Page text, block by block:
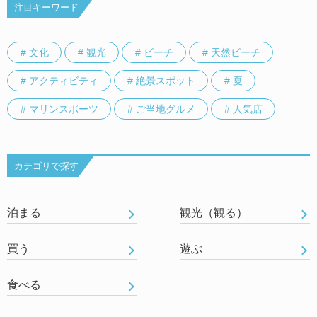
注目キーワード
# 文化 # 観光 # ビーチ # 天然ビーチ
# アクティビティ # 絶景スポット # 夏
# マリンスポーツ # ご当地グルメ # 人気店
カテゴリで探す
泊まる 観光（観る）
買う 遊ぶ
食べる